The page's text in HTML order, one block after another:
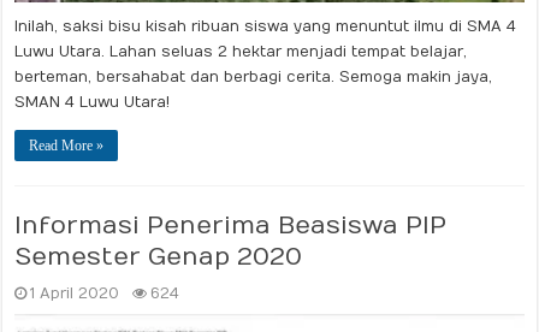
Inilah, saksi bisu kisah ribuan siswa yang menuntut ilmu di SMA 4
Luwu Utara. Lahan seluas 2 hektar menjadi tempat belajar,
berteman, bersahabat dan berbagi cerita. Semoga makin jaya,
SMAN 4 Luwu Utara!
Read More »
Informasi Penerima Beasiswa PIP
Semester Genap 2020
1 April 2020 624